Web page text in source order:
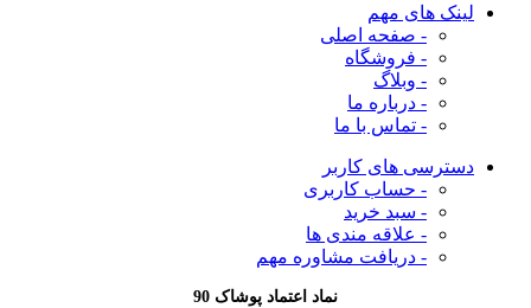
لینک های مهم
- صفحه اصلی
- فروشگاه
- وبلاگ
- درباره ما
- تماس با ما
دسترسی های کاربر
- حساب کاربری
- سبد خرید
- علاقه مندی ها
- دریافت مشاوره مهم
نماد اعتماد پوشاک 90